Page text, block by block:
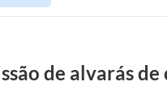
de alvarás